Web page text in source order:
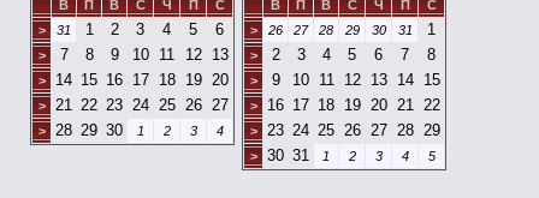
В П В С Ч П
С
>
31 1 2 3 4 5 6
> 7 8 9 10 11 12 13
> 14 15 16 17 18 19 20
> 21 22 23 24 25 26 27
> 28 29 30 1 2 3 4
В П В С Ч П
С
>
26 27 28 29 30 31 1
> 2 3 4 5 6 7 8
> 9 10 11 12 13 14 15
> 16 17 18 19 20 21 22
> 23 24 25 26 27 28 29
> 30 31 1 2 3 4 5